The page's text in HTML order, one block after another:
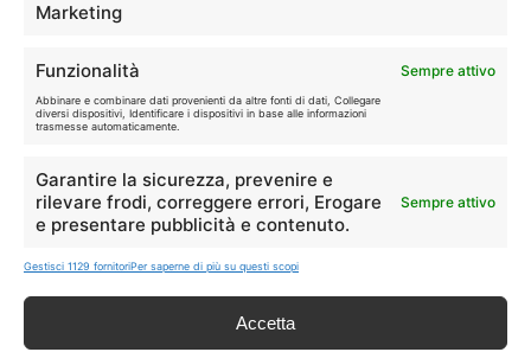
Marketing
Funzionalità Sempre attivo
Abbinare e combinare dati provenienti da altre fonti di dati, Collegare
diversi dispositivi, Identificare i dispositivi in base alle informazioni
trasmesse automaticamente.
Garantire la sicurezza, prevenire e
rilevare frodi, correggere errori, Erogare
e presentare pubblicità e contenuto.
Sempre attivo
Gestisci 1129 fornitoriPer saperne di più su questi scopi
Accetta
guadagno dagli acquisti idonei.
Note Legali|Cookie Policy
Chi Siamo